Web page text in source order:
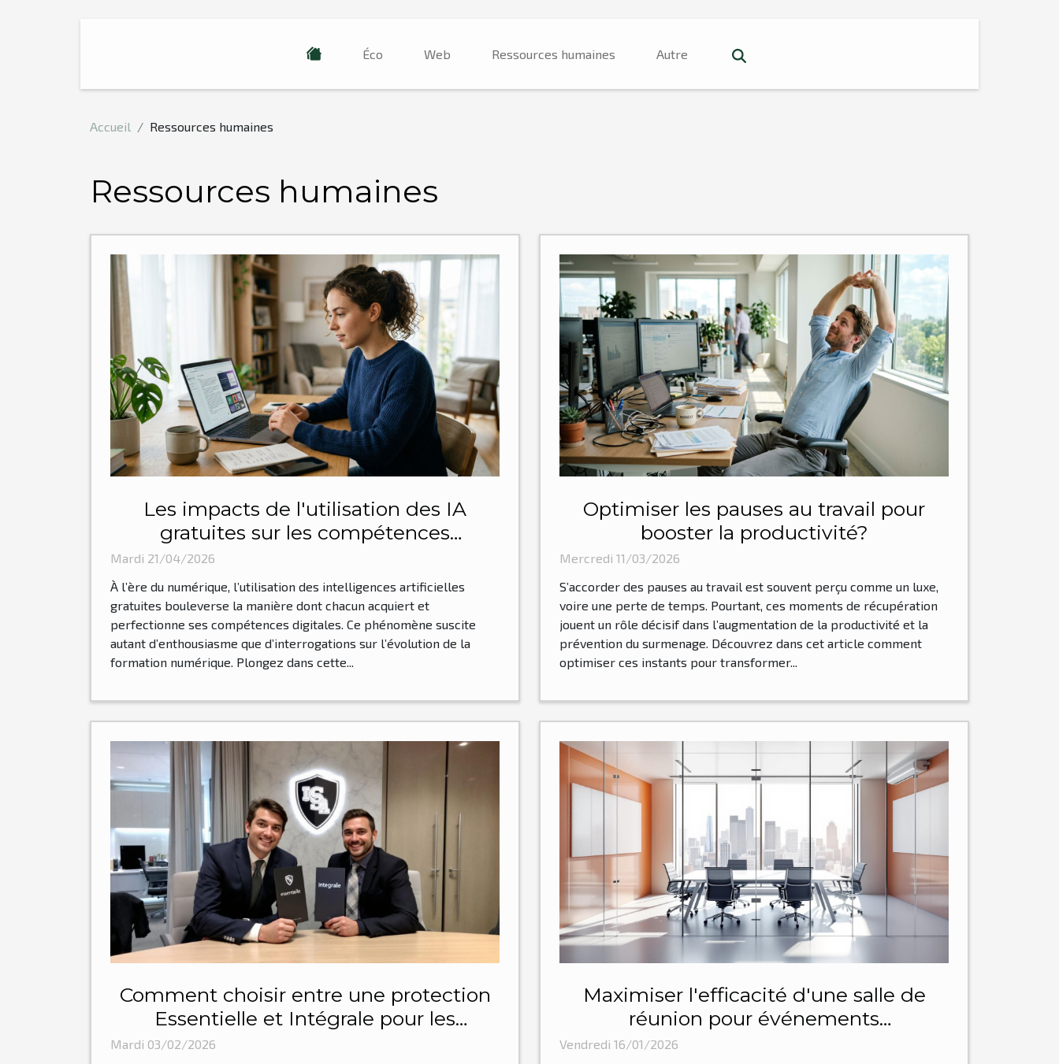
Éco Web Ressources humaines Autre
Accueil Ressources humaines
Ressources humaines
Les impacts de l'utilisation des IA
gratuites sur les compétences
Mardi 21/04/2026
À l’ère du numérique, l’utilisation des intelligences artificielles
gratuites bouleverse la manière dont chacun acquiert et
perfectionne ses compétences digitales. Ce phénomène suscite
autant d’enthousiasme que d’interrogations sur l’évolution de la
formation numérique. Plongez dans cette...
Optimiser les pauses au travail pour
booster la productivité?
Mercredi 11/03/2026
S’accorder des pauses au travail est souvent perçu comme un luxe,
voire une perte de temps. Pourtant, ces moments de récupération
jouent un rôle décisif dans l’augmentation de la productivité et la
prévention du surmenage. Découvrez dans cet article comment
optimiser ces instants pour transformer...
Comment choisir entre une protection
Essentielle et Intégrale pour les
Mardi 03/02/2026
Maximiser l'efficacité d'une salle de
réunion pour événements
Vendredi 16/01/2026